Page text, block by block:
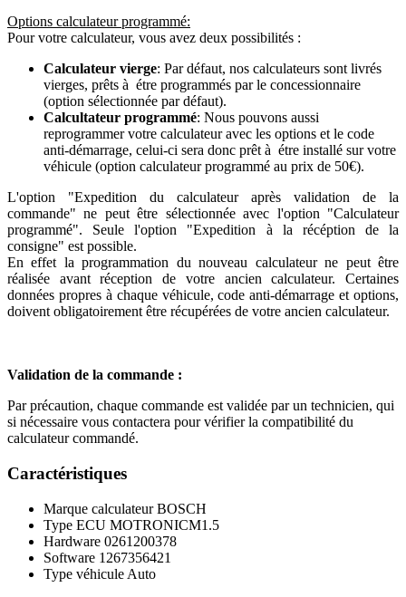
Options calculateur programmé:
Pour votre calculateur, vous avez deux possibilités :
Calculateur vierge: Par défaut, nos calculateurs sont livrés
vierges, prêts à étre programmés par le concessionnaire
(option sélectionnée par défaut).
Calcultateur programmé: Nous pouvons aussi
reprogrammer votre calculateur avec les options et le code
anti-démarrage, celui-ci sera donc prêt à étre installé sur votre
véhicule (option calculateur programmé au prix de 50€).
L'option "Expedition du calculateur après validation de la
commande" ne peut être sélectionnée avec l'option "Calculateur
programmé". Seule l'option "Expedition à la récéption de la
consigne" est possible.
En effet la programmation du nouveau calculateur ne peut être
réalisée avant réception de votre ancien calculateur. Certaines
données propres à chaque véhicule, code anti-démarrage et options,
doivent obligatoirement être récupérées de votre ancien calculateur.
Validation de la commande :
Par précaution, chaque commande est validée par un technicien, qui
si nécessaire vous contactera pour vérifier la compatibilité du
calculateur commandé.
Caractéristiques
Marque calculateur BOSCH
Type ECU MOTRONICM1.5
Hardware 0261200378
Software 1267356421
Type véhicule Auto